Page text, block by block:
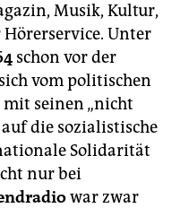
Musik, Kultur,
Hörerservice. Unter
schon vor der
vom politischen
seinen „nicht
die sozialistische
Solidarität
nur bei
war zwar